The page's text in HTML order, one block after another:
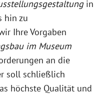
in
hin zu
Ihre Vorgaben
im Museum
an die
soll schließlich
höchste Qualität und